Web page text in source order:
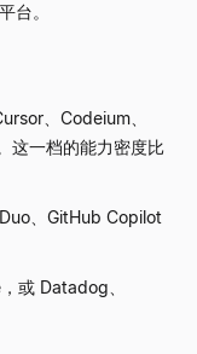
台。
、Codeium、
这一档的能力密度比
、GitHub Copilot
或 Datadog、